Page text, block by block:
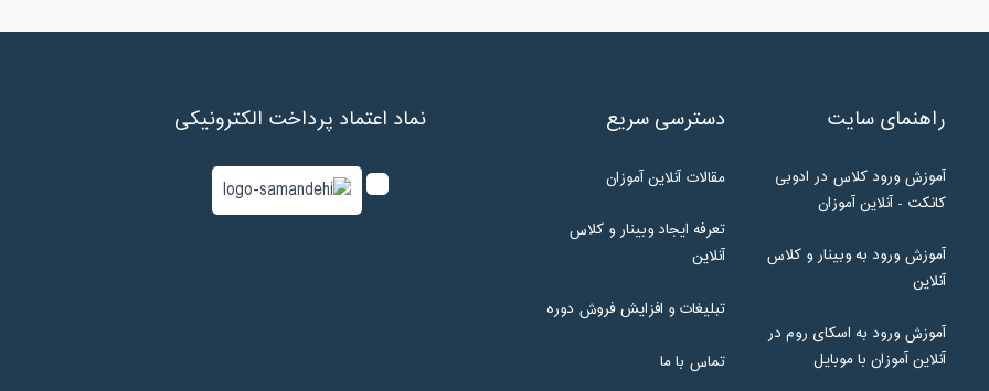
راهنمای سایت
آموزش ورود کلاس در ادوبی
کانکت - آنلاین آموزان
آموزش ورود به وبینار و کلاس
آنلاین
آموزش ورود به اسکای روم در
آنلاین آموزان با موبایل
دسترسی سریع
مقالات آنلاین آموزان
تعرفه ایجاد وبینار و کلاس
آنلاین
تبلیغات و افزایش فروش دوره
تماس با ما
نماد اعتماد پرداخت الکترونیکی